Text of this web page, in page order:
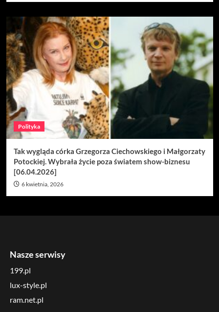
Polityka
Tak wygląda córka Grzegorza Ciechowskiego i Małgorzaty
Potockiej. Wybrała życie poza światem show-biznesu
[06.04.2026]
6 kwietnia, 2026
Nasze serwisy
199.pl
lux-style.pl
ram.net.pl